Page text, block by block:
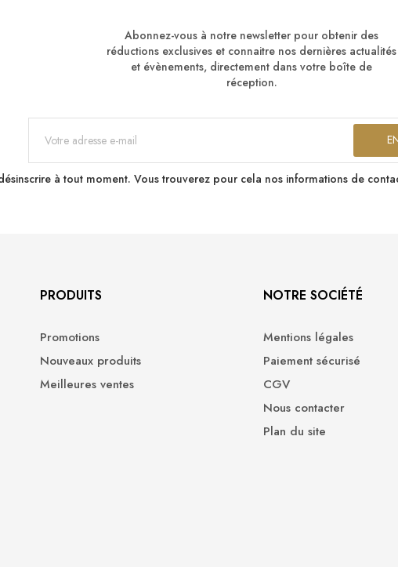
Abonnez-vous à notre newsletter pour obtenir des
réductions exclusives et connaitre nos dernières actualités
et évènements, directement dans votre boîte de
réception.
à tout moment. Vous trouverez pour cela nos informations de
PRODUITS
Promotions
Nouveaux produits
Meilleures ventes
NOTRE SOCIÉTÉ
Mentions légales
Paiement sécurisé
CGV
Nous contacter
Plan du site